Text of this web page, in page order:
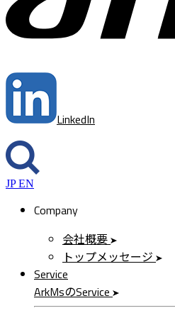
LinkedIn
JP EN
Company
会社概要
トップメッセージ
Service
ArkMsのService